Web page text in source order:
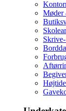
Møder